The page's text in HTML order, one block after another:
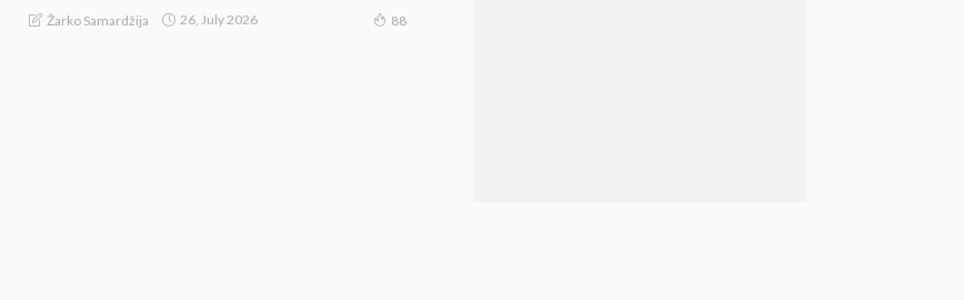
Žarko Samardžija 26, July 2026 88